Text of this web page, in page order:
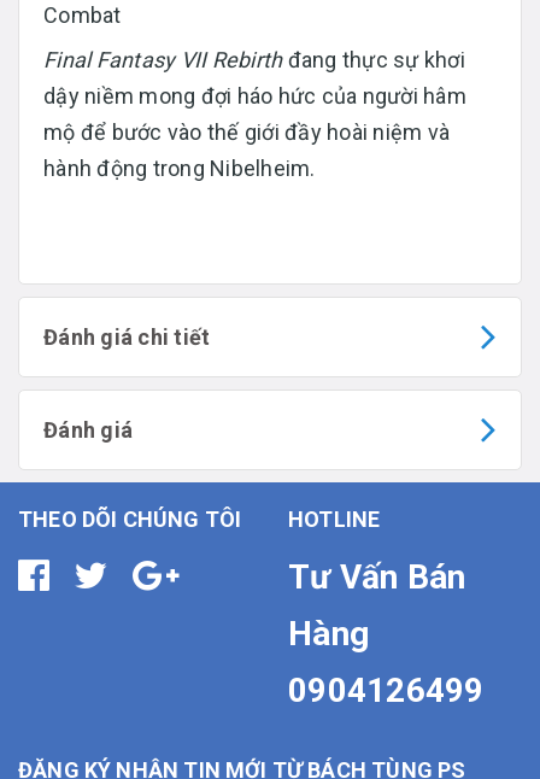
Combat
Final Fantasy VII Rebirthđang thực sự khơi
dậy niềm mong đợi háo hức của người hâm
mộ để bước vào thế giới đầy hoài niệm và
hành động trong Nibelheim.
Đánh giá chi tiết
Đánh giá
THEO DÕI CHÚNG TÔI HOTLINE
Tư Vấn Bán
Hàng
0904126499
ĐĂNG KÝ NHẬN TIN MỚI TỪ BÁCH TÙNG PS